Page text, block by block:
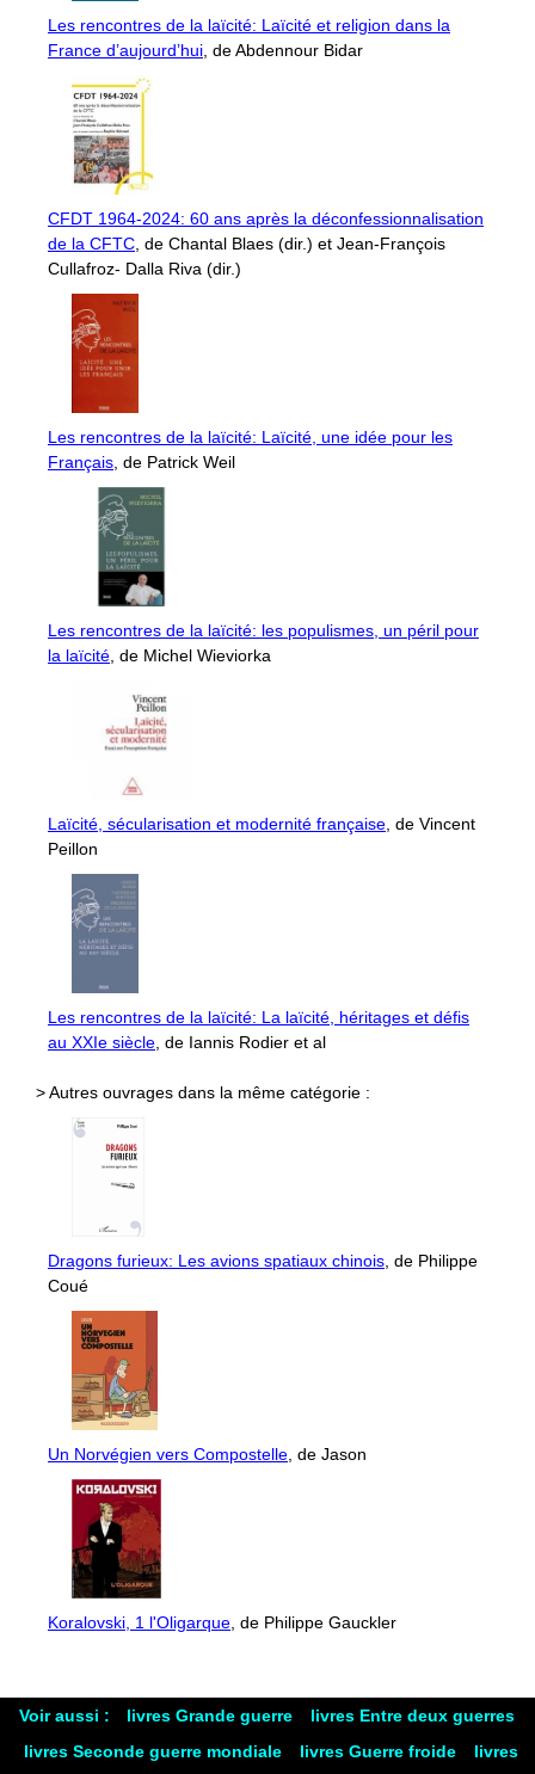
Les rencontres de la laïcité: Laïcité et religion dans la
France d’aujourd’hui, de Abdennour Bidar
CFDT 1964-2024: 60 ans après la déconfessionnalisation
de la CFTC, de Chantal Blaes (dir.) et Jean-François
Cullafroz- Dalla Riva (dir.)
Les rencontres de la laïcité: Laïcité, une idée pour les
Français, de Patrick Weil
Les rencontres de la laïcité: les populismes, un péril pour
la laïcité, de Michel Wieviorka
Laïcité, sécularisation et modernité française, de Vincent
Peillon
Les rencontres de la laïcité: La laïcité, héritages et défis
au XXIe siècle, de Iannis Rodier et al
> Autres ouvrages dans la même catégorie :
Dragons furieux: Les avions spatiaux chinois, de Philippe
Coué
Un Norvégien vers Compostelle, de Jason
Koralovski, 1 l'Oligarque, de Philippe Gauckler
Voir aussi : livres Grande guerre
livres Entre deux guerres
livres Seconde guerre mondiale
livres Guerre froide livres